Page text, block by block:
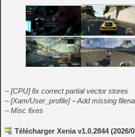
– [CPU] fix correct partial vector stores
– [Xam/User_profile] – Add missing
– Misc fixes
Télécharger Xenia v1.0.2844 (2026/